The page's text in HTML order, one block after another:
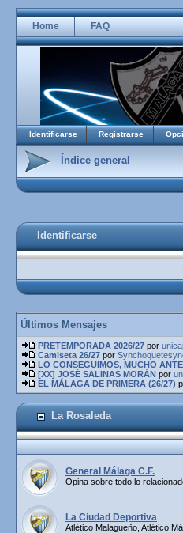
Home FAQ
Identificarse Registrarse
Índice general
Identificarse
Últimos Mensajes
PRETEMPORADA 2026/27 por
Camiseta 26/27 por
LO CONSEGUIMOS, MUCHO
[XX] JOSÉ SALINAS MORÁN por
EL MÁLAGA DE PRIMERA (26/27)
La Rosaleda
General Málaga C.F.
Opina sobre todo lo
La Ciudad Deportiva
Atlético Malagueño, Atlético